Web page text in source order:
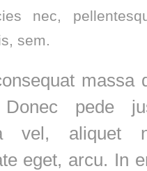
nec,
sem.
massa
pede
vel, aliquet
eget, arcu. In